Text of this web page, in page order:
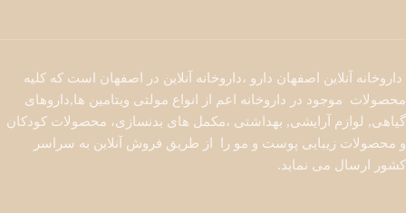
داروخانه آنلاین اصفهان دارو ،داروخانه آنلاین در اصفهان است که کلیه
محصولات موجود در داروخانه اعم از انواع مولتی ویتامین ها,داروهای
گیاهی, لوازم آرایشی, بهداشتی ،مکمل های بدنسازی، محصولات کودکان
و محصولات زیبایی پوست و مو را از طریق فروش آنلاین به سراسر
کشور ارسال می نماید.